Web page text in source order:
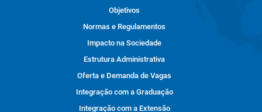
Objetivos
Normas e Regulamentos
Impacto na Sociedade
Estrutura Administrativa
Oferta e Demanda de Vagas
Integração com a Graduação
Integração com a Extensão